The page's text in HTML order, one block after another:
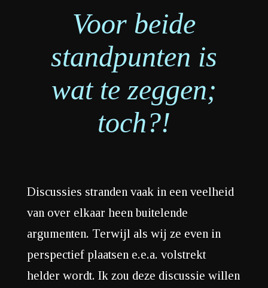
Voor beide
standpunten is
wat te zeggen;
toch?!
Discussies stranden vaak in een veelheid
van over elkaar heen buitelende
argumenten. Terwijl als wij ze even in
perspectief plaatsen e.e.a. volstrekt
helder wordt. Ik zou deze discussie willen